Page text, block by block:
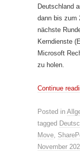
Deutschland
dann bis zum
nächste
Kerndienste
Microsoft
zu holen.
Continue
Posted in
tagged
Move,
November